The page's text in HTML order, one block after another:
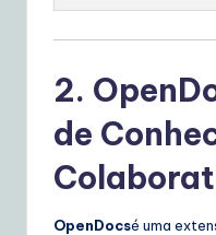
2.
de
OpenDocsé uma